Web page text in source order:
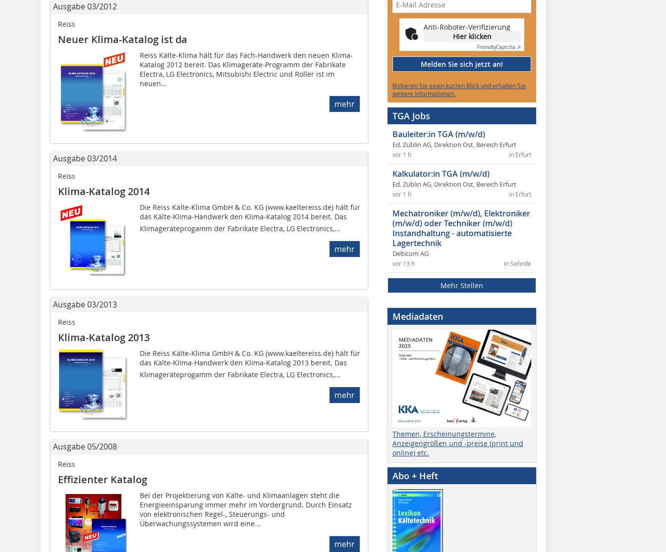
Ausgabe 03/2012
Reiss
Neuer Klima-Katalog ist da
Reiss Kälte-Klima hält für das Fach-Handwerk den neuen Klima-
Katalog 2012 bereit. Das Klimageräte-Programm der Fabrikate
Electra, LG Electronics, Mitsubishi Electric und Roller ist im
neuen...
mehr
Ausgabe 03/2014
Reiss
Klima-Katalog 2014
Die Reiss Kälte-Klima GmbH & Co. KG (www.kaeltereiss.de) hält für
das Kälte-Klima-Handwerk den Klima-Katalog 2014 bereit. Das
Klimageräteprogamm der Fabrikate Electra, LG Electronics,...
mehr
Ausgabe 03/2013
Reiss
Klima-Katalog 2013
Die Reiss Kälte-Klima GmbH & Co. KG (www.kaeltereiss.de) hält für
das Kälte-Klima-Handwerk den Klima-Katalog 2013 bereit. Das
Klimageräteprogamm der Fabrikate Electra, LG Electronics,...
mehr
Ausgabe 05/2008
Reiss
Effizienter Katalog
Bei der Projektierung von Kälte- und Klimaanlagen steht die
Energieeinsparung immer mehr im Vordergrund. Durch Einsatz
von elektronischen Regel-, Steuerungs- und
Überwachungssystemen wird eine...
mehr
Anti-Roboter-Verifizierung
Hier klicken
FriendlyCaptcha ⇗
Melden Sie sich jetzt an!
Riskieren Sie einen kurzen Blick und erhalten Sie
weitere Informationen.
TGA Jobs
Bauleiter:in TGA (m/w/d)
Ed. Züblin AG, Direktion Ost, Bereich Erfurt
in Erfurt
vor 1 h
Kalkulator:in TGA (m/w/d)
Ed. Züblin AG, Direktion Ost, Bereich Erfurt
in Erfurt
vor 1 h
Mechatroniker (m/w/d), Elektroniker
(m/w/d) oder Techniker (m/w/d)
Instandhaltung - automatisierte
Lagertechnik
Delticom AG
in Sehnde
vor 13 h
Mehr Stellen
Mediadaten
Themen, Erscheinungstermine,
Anzeigengrößen und -preise (print und
online) etc.
Abo + Heft